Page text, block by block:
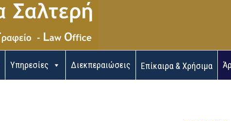
Υπηρεσίες Διεκπεραιώσεις Επίκαιρα & Χρήσιμα